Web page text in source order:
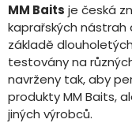
MM Baits je česká
kaprařských nástrah
základě
testovány na
navrženy tak, aby
produkty MM Baits,
jiných výrobců.